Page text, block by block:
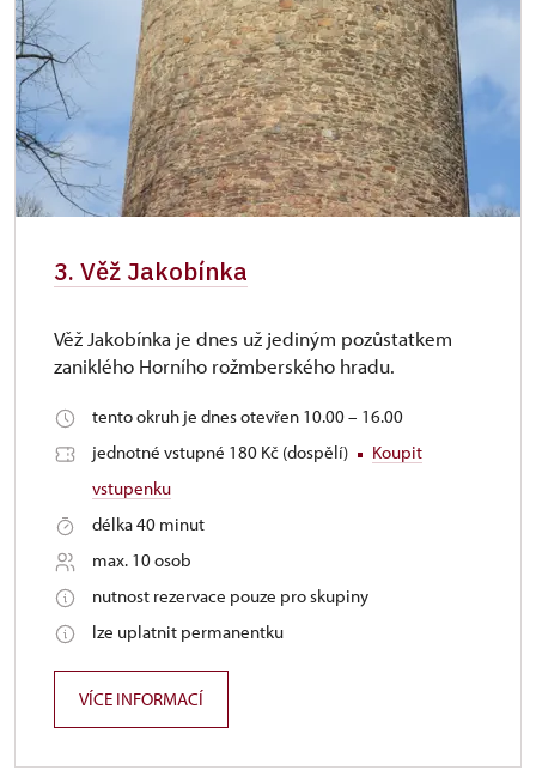
3. Věž Jakobínka
Věž Jakobínka je dnes už jediným pozůstatkem
zaniklého Horního rožmberského hradu.
tento okruh je dnes otevřen 10.00 – 16.00
jednotné vstupné 180 Kč (dospělí)
Koupit
vstupenku
délka 40 minut
max. 10 osob
nutnost rezervace pouze pro skupiny
lze uplatnit permanentku
VÍCE INFORMACÍ